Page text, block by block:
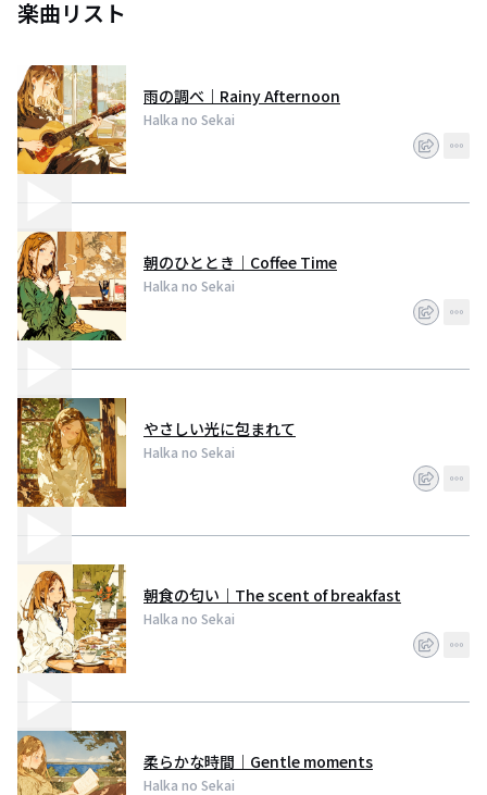
楽曲リスト
雨の調べ｜Rainy Afternoon
Halka no Sekai
朝のひととき｜Coffee Time
Halka no Sekai
やさしい光に包まれて
Halka no Sekai
朝食の匂い｜The scent of breakfast
Halka no Sekai
柔らかな時間｜Gentle moments
Halka no Sekai